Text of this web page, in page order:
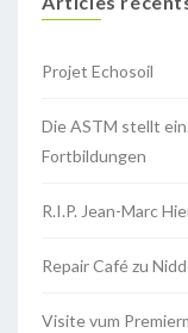
Projet Echosoil
Die ASTM stellt
Fortbildungen
R.I.P. Jean-Marc
Repair Café zu
Visite vum